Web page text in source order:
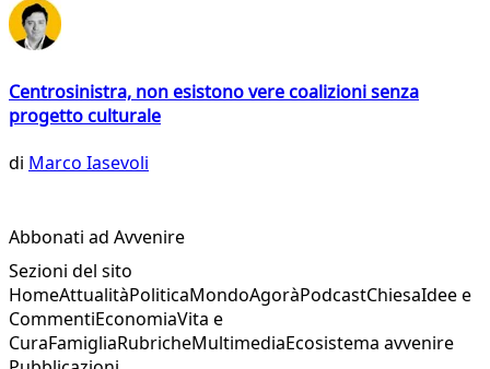
Centrosinistra, non esistono vere coalizioni senza
progetto culturale
di Marco Iasevoli
Abbonati ad Avvenire
Sezioni del sito
HomeAttualitàPoliticaMondoAgoràPodcastChiesaIdee e
CommentiEconomiaVita e
CuraFamigliaRubricheMultimediaEcosistema avvenire